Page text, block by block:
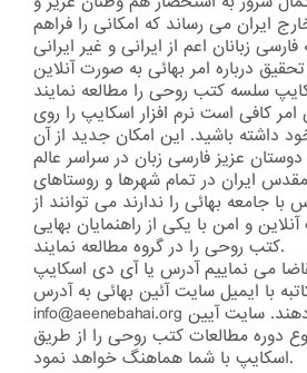
ایران می رساند که امکانی را فراهم
زبانان اعم از ایرانی و غیر ایرانی
درباره امر بهائی به صورت آنلاین
امر کافی است نرم افزار اسکایپ را روی
داشته باشید. این امکان جدید از آن
عزیز فارسی زبان در سراسر عالم
ایران در تمام شهرها و روستاهای
جامعه بهائی را ندارند می توانند از
و امن با یکی از راهنمایان بهایی
کتب روحی را در گروه مطالعه نمایند.
می نماییم آدرس یا آی دی اسکایپ
با ایمیل سایت آئین بهائی به آدرس
info@aeenebahai.org در اختیار ما قرار دهند. سایت آیین
دوره مطالعات کتب روحی را از طریق
اسکایپ با شما هماهنگ خواهد نمود.